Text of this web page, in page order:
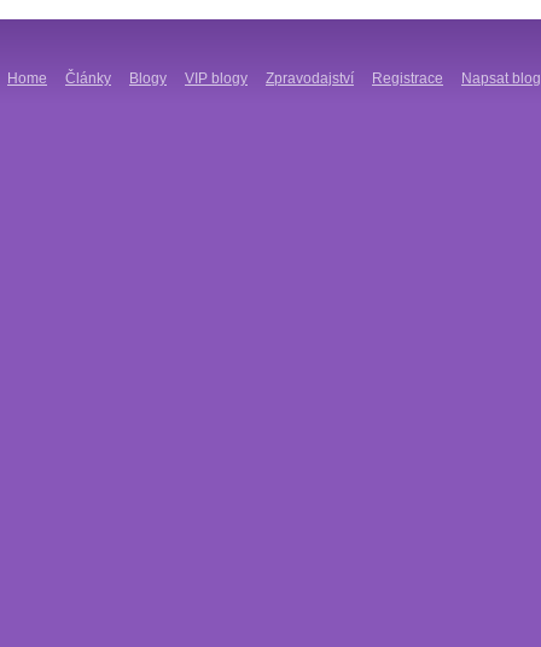
Home Články Blogy VIP blogy Zpravodajství Registrace Napsat blog